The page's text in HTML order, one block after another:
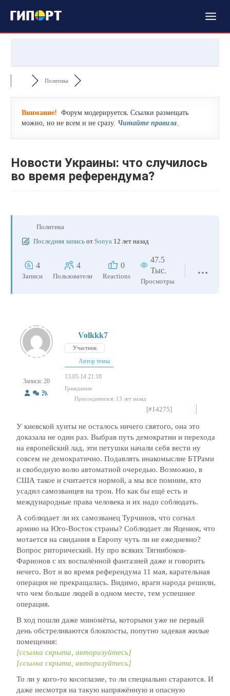
Политика
Внимание! Форум модерируется. Ссылки размещать
можно, но не всем и не сразу. Читайте правила.
Новости Украины: что случилось
во время референдума?
Политика
Последняя запись от Sonya 12 лет назад
4
Записи
4
Пользователи
0
Reactions
47.5
Тыс.
Просмотры
Записи: 20
Volkkk7
Участник
Автор темы
13.05.14 21:18
Гражданин
Присоединился: 13 лет назад
[#14275]
У киевской хунты не осталось ничего святого, она это
доказала не один раз. Выбрав путь демократии и перехода
на европейский лад, эти петушки начали себя вести ну
совсем не демократично. Подавлять инакомыслие БТРами
и свободную волю автоматной очередью. Возможно, в
США такое и считается нормой, а мы все помним, кто
усадил самозванцев на трон. Но как бы ещё есть и
международные права человека и их надо соблюдать.
А соблюдает ли их самозванец Турчинов, что согнал
армию на Юго-Восток страны? Соблюдает ли Яценюк, что
мотается на свидания в Европу чуть ли не ежедневно?
Вопрос риторический. Ну про всяких Тягнибоков-
Фарионов с их воспалённой фантазией даже и говорить
нечего. Вот и во время референдума 11 мая, карательная
операция не прекращалась. Видимо, враги народа решили,
что чем больше людей в одном месте, тем успешнее
операция.
В ход пошли даже миномёты, которыми уже не первый
день обстреливаются блокпосты, попутно задевая жилые
помещения:
[ссылка скрыта, авторизуйтесь]
[ссылка скрыта, авторизуйтесь]
То ли у кого-то косоглазие, то ли специально стараются. И
даже несмотря на такую напряжённую и опасную